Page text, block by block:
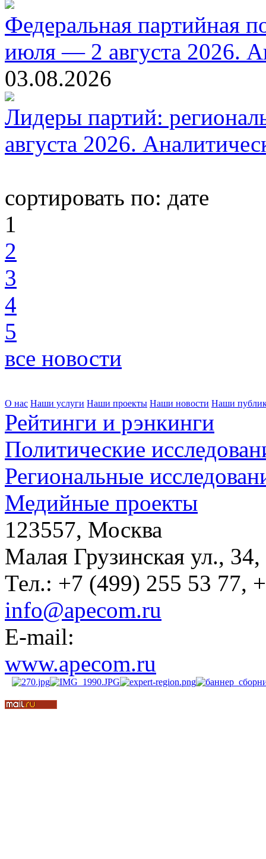
Федеральная партийная
июля — 2 августа 2026.
03.08.2026
Лидеры партий:
августа 2026.
сортировать по: дате
1
2
3
4
5
все новости
О нас Наши услуги Наши проекты Наши новости Наши
Рейтинги и рэнкинги
Политические
Региональные
Медийные проекты
123557, Москва
Малая Грузинская ул.,
Тел.: +7 (499) 255 53 77,
info@apecom.ru
E-mail:
www.apecom.ru